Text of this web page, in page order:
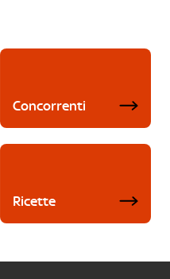
Concorrenti
Ricette